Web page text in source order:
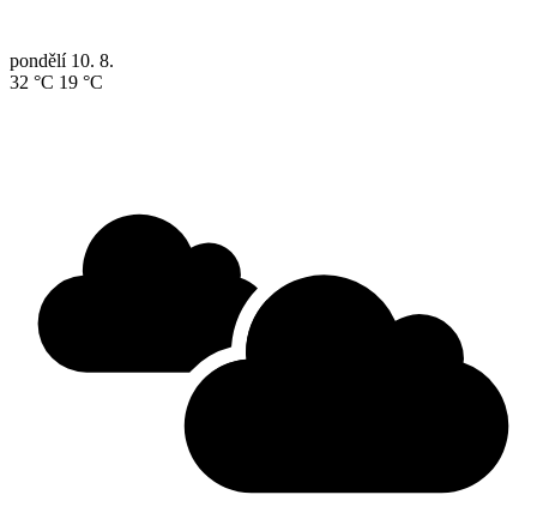
pondělí 10. 8.
32 °C 19 °C